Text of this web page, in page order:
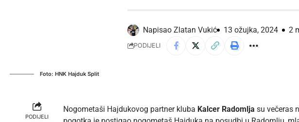
Napisao Zlatan Vukić 13 ožujka, 2024 2
PODIJELI
Foto: HNK Hajduk Split
PODIJELI
Nogometaši Hajdukovog partner kluba Kalcer Radomlja su večeras